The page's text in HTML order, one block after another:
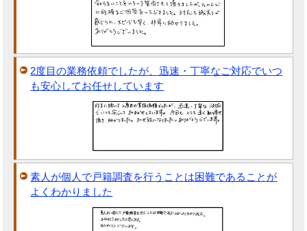
2度目の業務依頼でしたが、迅速・丁寧なご対応でいつ
も安心してお任せしています
素人が個人で戸籍調査を行うことは困難であることが
よくわかりました